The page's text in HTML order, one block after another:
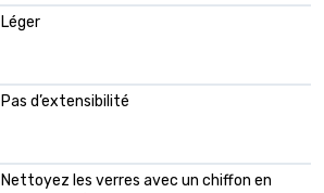
Léger
Pas d’extensibilité
Nettoyez les verres avec un chiffon en